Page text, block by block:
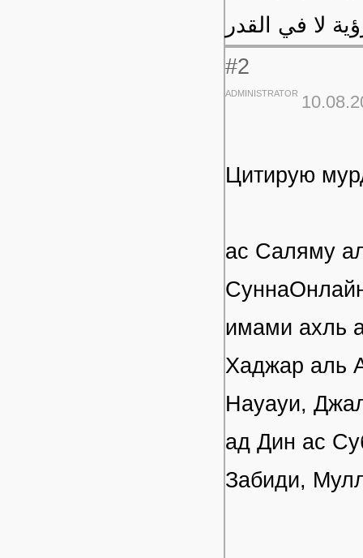
لا في القدر
#2
ADMINISTRATOR
Цитирую
ас Саляму
имами ахль
Хаджар аль
Науауи,
ад Дин ас
Забиди,